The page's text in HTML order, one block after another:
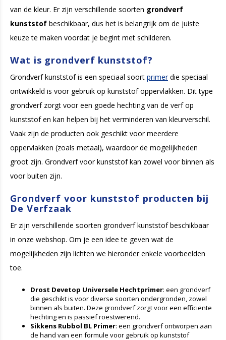
van de kleur. Er zijn verschillende soorten grondverf
kunststof beschikbaar, dus het is belangrijk om de juiste
keuze te maken voordat je begint met schilderen.
Wat is grondverf kunststof?
Grondverf kunststof is een speciaal soort primerdie speciaal
ontwikkeld is voor gebruik op kunststof oppervlakken. Dit type
grondverf zorgt voor een goede hechting van de verf op
kunststof en kan helpen bij het verminderen van kleurverschil.
Vaak zijn de producten ook geschikt voor meerdere
oppervlakken (zoals metaal), waardoor de mogelijkheden
groot zijn. Grondverf voor kunststof kan zowel voor binnen als
voor buiten zijn.
Grondverf voor kunststof producten bij
De Verfzaak
Er zijn verschillende soorten grondverf kunststof beschikbaar
in onze webshop. Om je een idee te geven wat de
mogelijkheden zijn lichten we hieronder enkele voorbeelden
toe.
Drost Devetop Universele Hechtprimer: een grondverf
die geschikt is voor diverse soorten ondergronden, zowel
binnen als buiten. Deze grondverf zorgt voor een efficiënte
hechting en is passief roestwerend.
Sikkens Rubbol BL Primer: een grondverf ontworpen aan
de hand van een formule voor gebruik op kunststof